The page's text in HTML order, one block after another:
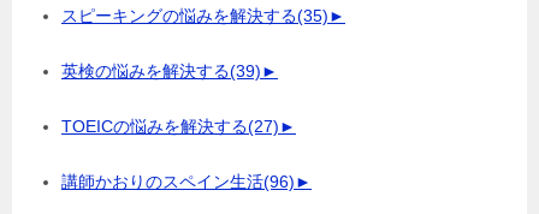
スピーキングの悩みを解決する(35)►
英検の悩みを解決する(39)►
TOEICの悩みを解決する(27)►
講師かおりのスペイン生活(96)►